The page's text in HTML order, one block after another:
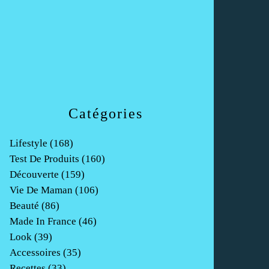
Catégories
Lifestyle (168)
Test De Produits (160)
Découverte (159)
Vie De Maman (106)
Beauté (86)
Made In France (46)
Look (39)
Accessoires (35)